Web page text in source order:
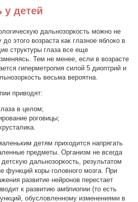
у детей
дальнозоркость можно не
этого возраста как глазное яблоко в
структуры глаза все еще
Тем не менее, если в возрасте
гиперметропия силой 5 диоптрий и
весьма вероятна.
приводят:
в целом;
роговицы;
детям приходится напрягать
предметы. Организм не всегда
дальнозоркость, результатом
функций коры головного мозга. При
развитие нейронов перестает
к развитию амблиопии (то есть
обусловленному изменениями в